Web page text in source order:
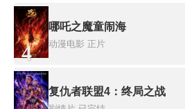
4
哪吒之魔童闹海
动漫电影 正片
复仇者联盟4：终局之战